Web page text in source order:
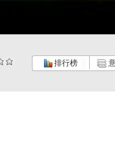
排行榜